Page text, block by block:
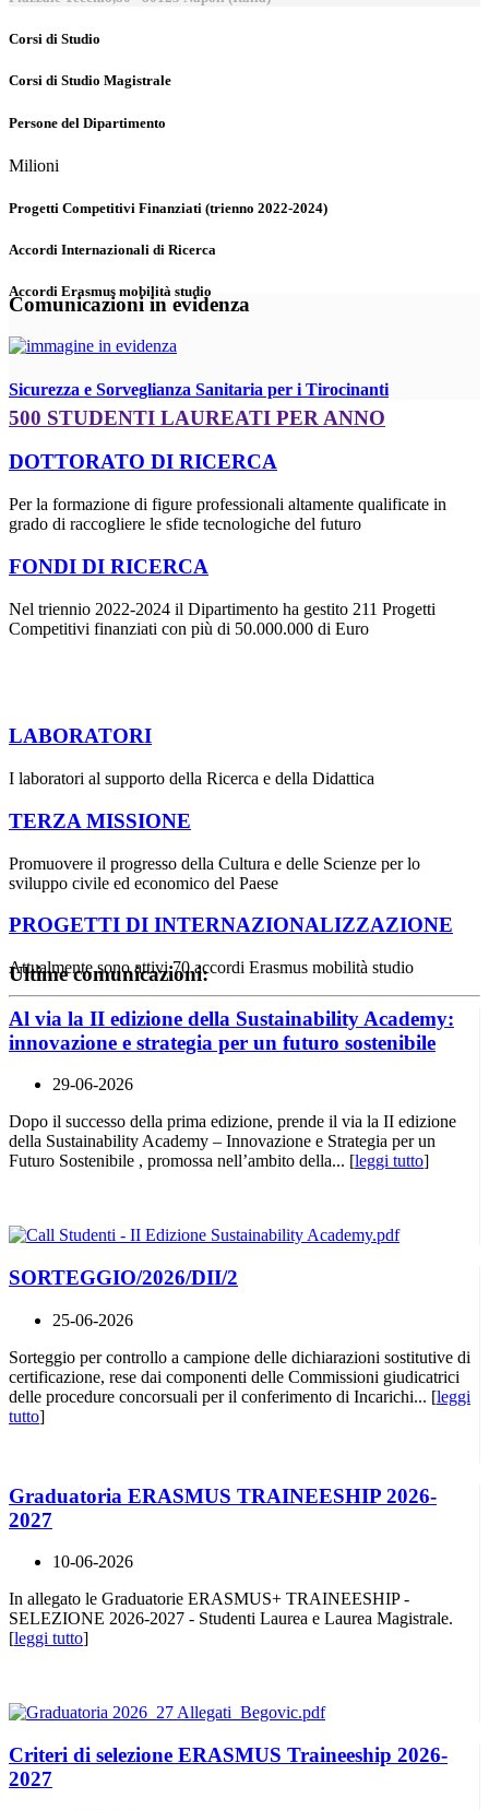
Corsi di Studio
Corsi di Studio Magistrale
Persone del Dipartimento
Milioni
Progetti Competitivi Finanziati (trienno 2022-2024)
Accordi Internazionali di Ricerca
Accordi Erasmus mobilità studio
Comunicazioni in evidenza
Sicurezza e Sorveglianza Sanitaria per i Tirocinanti
500 STUDENTI LAUREATI PER ANNO
DOTTORATO DI RICERCA
Per la formazione di figure professionali altamente qualificate in
grado di raccogliere le sfide tecnologiche del futuro
FONDI DI RICERCA
Nel triennio 2022-2024 il Dipartimento ha gestito 211 Progetti
Competitivi finanziati con più di 50.000.000 di Euro
LABORATORI
I laboratori al supporto della Ricerca e della Didattica
TERZA MISSIONE
Promuovere il progresso della Cultura e delle Scienze per lo
sviluppo civile ed economico del Paese
PROGETTI DI INTERNAZIONALIZZAZIONE
Attualmente sono attivi 70 accordi Erasmus mobilità studio
Ultime comunicazioni:
Al via la II edizione della Sustainability Academy:
innovazione e strategia per un futuro sostenibile
29-06-2026
Dopo il successo della prima edizione, prende il via la II edizione
della Sustainability Academy – Innovazione e Strategia per un
Futuro Sostenibile , promossa nell’ambito della... [leggi tutto]
SORTEGGIO/2026/DII/2
25-06-2026
Sorteggio per controllo a campione delle dichiarazioni sostitutive di
certificazione, rese dai componenti delle Commissioni giudicatrici
delle procedure concorsuali per il conferimento di Incarichi... [leggi
tutto]
Graduatoria ERASMUS TRAINEESHIP 2026-
2027
10-06-2026
In allegato le Graduatorie ERASMUS+ TRAINEESHIP -
SELEZIONE 2026-2027 - Studenti Laurea e Laurea Magistrale.
[leggi tutto]
Criteri di selezione ERASMUS Traineeship 2026-
2027